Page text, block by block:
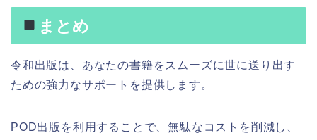
まとめ
令和出版は、あなたの書籍をスムーズに世に送り出す
ための強力なサポートを提供します。
POD出版を利用することで、無駄なコストを削減し、